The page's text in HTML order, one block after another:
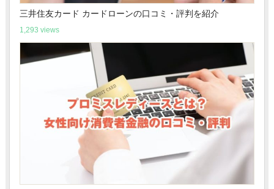
三井住友カード カードローンの口コミ・評判を紹介
1,293 views